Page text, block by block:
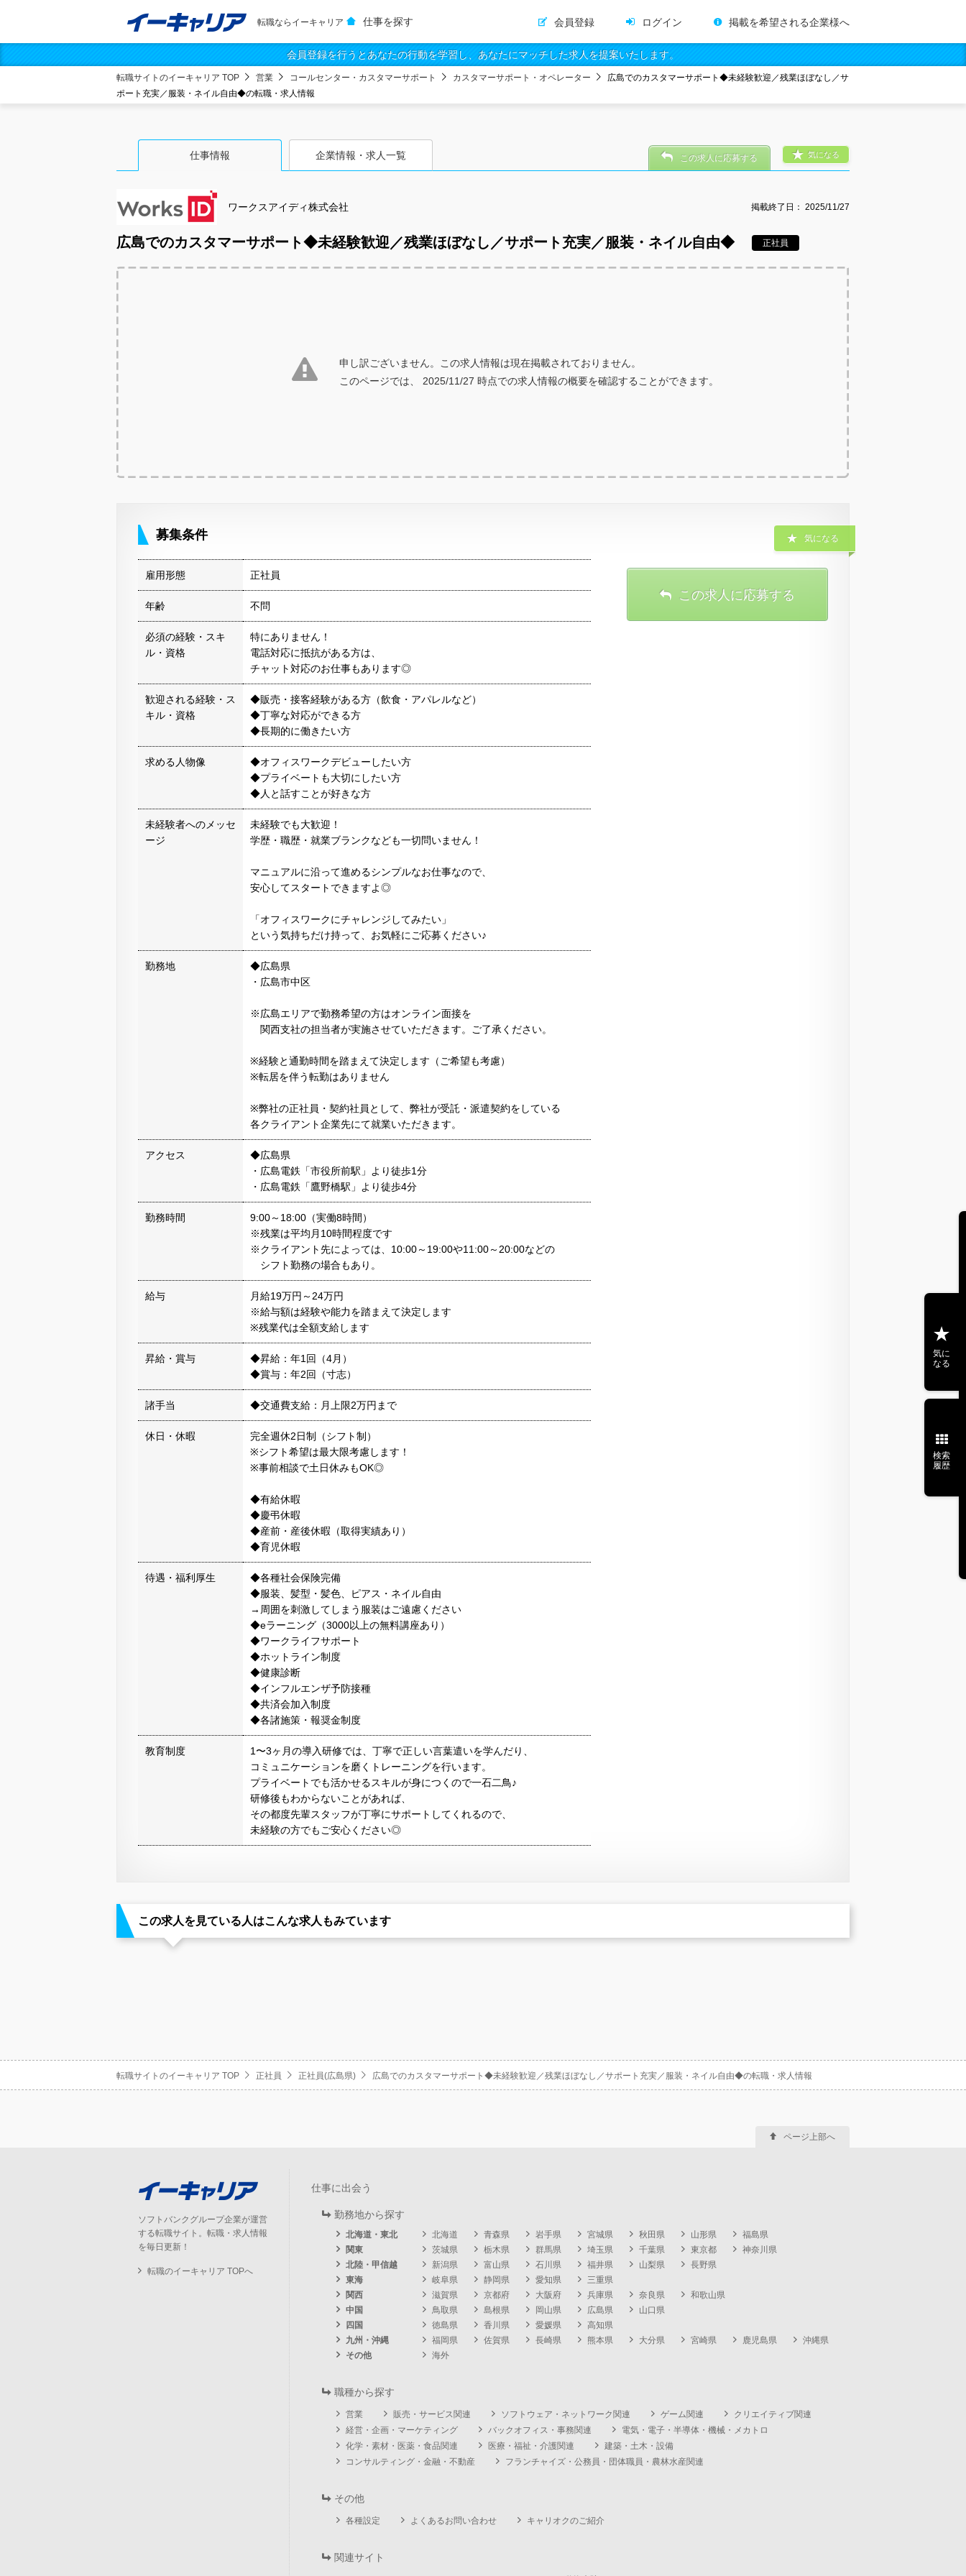
転職ならイーキャリア 仕事を探す 会員登録 ログイン 掲載を希望される企業様へ
会員登録を行うとあなたの行動を学習し、あなたにマッチした求人を提案いたします。
転職サイトのイーキャリア TOP 営業 コールセンター・カスタマーサポート カスタマーサポート・オペレーター
広島でのカスタマーサポート◆未経験歓迎／残業ほぼなし／サ
ポート充実／服装・ネイル自由◆の転職・求人情報
仕事情報 企業情報・求人一覧
ワークスアイディ株式会社 掲載終了日： 2025/11/27
広島でのカスタマーサポート◆未経験歓迎／残業ほぼなし／サポート充実／服装・ネイル自由◆ 正社員
気になる
この求人に応募する
申し訳ございません。この求人情報は現在掲載されておりません。
このページでは、 2025/11/27 時点での求人情報の概要を確認することができます。
募集条件
雇用形態 正社員
年齢 不問
必須の経験・スキ
ル・資格
特にありません！
電話対応に抵抗がある方は、
チャット対応のお仕事もあります◎
歓迎される経験・ス
キル・資格
◆販売・接客経験がある方（飲食・アパレルなど）
◆丁寧な対応ができる方
◆長期的に働きたい方
求める人物像
◆オフィスワークデビューしたい方
◆プライベートも大切にしたい方
◆人と話すことが好きな方
未経験者へのメッセ
ージ
未経験でも大歓迎！
学歴・職歴・就業ブランクなども一切問いません！
マニュアルに沿って進めるシンプルなお仕事なので、
安心してスタートできますよ◎
「オフィスワークにチャレンジしてみたい」
という気持ちだけ持って、お気軽にご応募ください♪
勤務地
◆広島県
・広島市中区
※広島エリアで勤務希望の方はオンライン面接を
関西支社の担当者が実施させていただきます。ご了承ください。
※経験と通勤時間を踏まえて決定します（ご希望も考慮）
※転居を伴う転勤はありません
※弊社の正社員・契約社員として、弊社が受託・派遣契約をしている
各クライアント企業先にて就業いただきます。
アクセス
◆広島県
・広島電鉄「市役所前駅」より徒歩1分
・広島電鉄「鷹野橋駅」より徒歩4分
勤務時間
9:00～18:00（実働8時間）
※残業は平均月10時間程度です
※クライアント先によっては、10:00～19:00や11:00～20:00などの
シフト勤務の場合もあり。
給与
月給19万円～24万円
※給与額は経験や能力を踏まえて決定します
※残業代は全額支給します
昇給・賞与
◆昇給：年1回（4月）
◆賞与：年2回（寸志）
諸手当 ◆交通費支給：月上限2万円まで
休日・休暇
完全週休2日制（シフト制）
※シフト希望は最大限考慮します！
※事前相談で土日休みもOK◎
◆有給休暇
◆慶弔休暇
◆産前・産後休暇（取得実績あり）
◆育児休暇
待遇・福利厚生
◆各種社会保険完備
◆服装、髪型・髪色、ピアス・ネイル自由
→周囲を刺激してしまう服装はご遠慮ください
◆eラーニング（3000以上の無料講座あり）
◆ワークライフサポート
◆ホットライン制度
◆健康診断
◆インフルエンザ予防接種
◆共済会加入制度
◆各諸施策・報奨金制度
教育制度
1〜3ヶ月の導入研修では、丁寧で正しい言葉遣いを学んだり、
コミュニケーションを磨くトレーニングを行います。
プライベートでも活かせるスキルが身につくので一石二鳥♪
研修後もわからないことがあれば、
その都度先輩スタッフが丁寧にサポートしてくれるので、
未経験の方でもご安心ください◎
気になる
この求人に応募する
この求人を見ている人はこんな求人もみています
転職サイトのイーキャリア TOP 正社員 正社員(広島県) 広島でのカスタマーサポート◆未経験歓迎／残業ほぼなし／サポート充実／服装・ネイル自由◆の転職・求人情報
気に
なる
検索
履歴
ソフトバンクグループ企業が運営
する転職サイト。転職・求人情報
を毎日更新！
転職のイーキャリア TOPへ
仕事に出会う
勤務地から探す
北海道・東北 北海道 青森県 岩手県 宮城県 秋田県 山形県
福島県
関東
茨城県 栃木県 群馬県 埼玉県 千葉県 東京都
神奈川県
北陸・甲信越
新潟県 富山県 石川県 福井県 山梨県
長野県
東海
岐阜県 静岡県 愛知県
三重県
関西
滋賀県 京都府 大阪府 兵庫県 奈良県
和歌山県
中国
鳥取県 島根県 岡山県 広島県
山口県
四国
徳島県 香川県 愛媛県
高知県
九州・沖縄
福岡県 佐賀県 長崎県 熊本県 大分県 宮崎県 鹿児島県
沖縄県
その他
海外
職種から探す
営業 販売・サービス関連 ソフトウェア・ネットワーク関連 ゲーム関連
クリエイティブ関連
経営・企画・マーケティング
バックオフィス・事務関連
電気・電子・半導体・機械・メカトロ
化学・素材・医薬・食品関連
医療・福祉・介護関連
建築・土木・設備
コンサルティング・金融・不動産
フランチャイズ・公務員・団体職員・農林水産関連
その他
各種設定 よくあるお問い合わせ キャリオクのご紹介
関連サイト
ページ上部へ